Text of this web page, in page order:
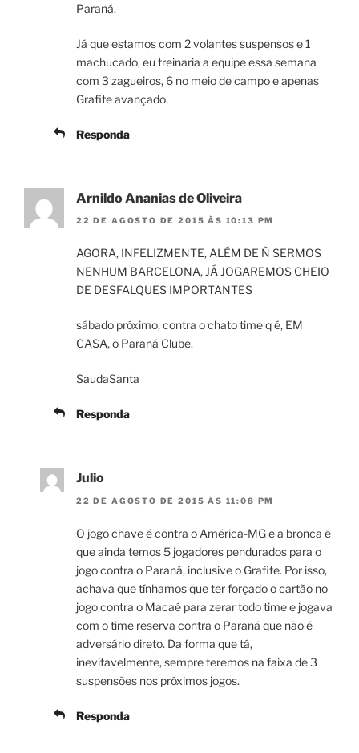
Paraná.
Já que estamos com 2 volantes suspensos e 1
machucado, eu treinaria a equipe essa semana
com 3 zagueiros, 6 no meio de campo e apenas
Grafite avançado.
Responda
Arnildo Ananias de Oliveira
22 DE AGOSTO DE 2015 ÀS 10:13 PM
AGORA, INFELIZMENTE, ALÉM DE Ñ SERMOS
NENHUM BARCELONA, JÁ JOGAREMOS CHEIO
DE DESFALQUES IMPORTANTES
sábado próximo, contra o chato time q é, EM
CASA, o Paraná Clube.
SaudaSanta
Responda
Julio
22 DE AGOSTO DE 2015 ÀS 11:08 PM
O jogo chave é contra o América-MG e a bronca é
que ainda temos 5 jogadores pendurados para o
jogo contra o Paraná, inclusive o Grafite. Por isso,
achava que tínhamos que ter forçado o cartão no
jogo contra o Macaé para zerar todo time e jogava
com o time reserva contra o Paraná que não é
adversário direto. Da forma que tá,
inevitavelmente, sempre teremos na faixa de 3
suspensões nos próximos jogos.
Responda